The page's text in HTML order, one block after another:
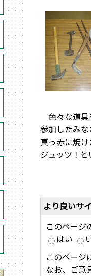
色々な道具
参加したみ
真っ赤に焼
ジュッツ！と
より良いサ
このページ
はい
このページ
なお、ご意